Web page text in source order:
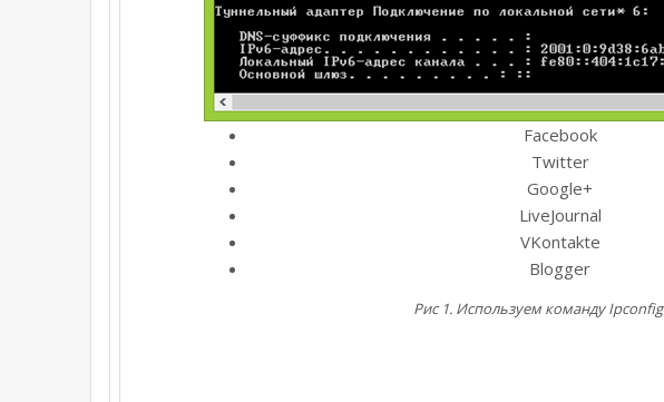
Facebook
Twitter
Google+
LiveJournal
VKontakte
Blogger
Рис 1. Используем команду Ipconfig